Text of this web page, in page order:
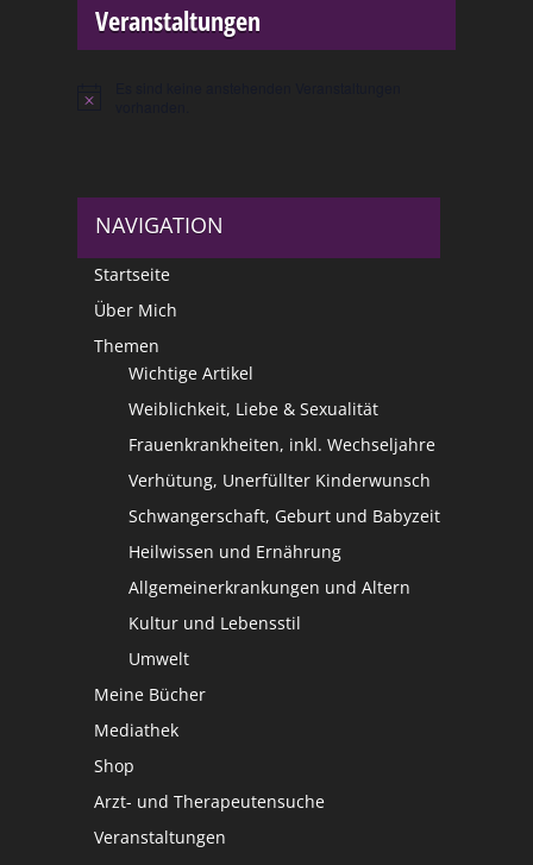
Veranstaltungen
Hinweis
NAVIGATION
Startseite
Über Mich
Themen
Wichtige Artikel
Weiblichkeit, Liebe & Sexualität
Frauenkrankheiten, inkl. Wechseljahre
Verhütung, Unerfüllter Kinderwunsch
Schwangerschaft, Geburt und Babyzeit
Heilwissen und Ernährung
Allgemeinerkrankungen und Altern
Kultur und Lebensstil
Umwelt
Meine Bücher
Mediathek
Shop
Arzt- und Therapeutensuche
Veranstaltungen